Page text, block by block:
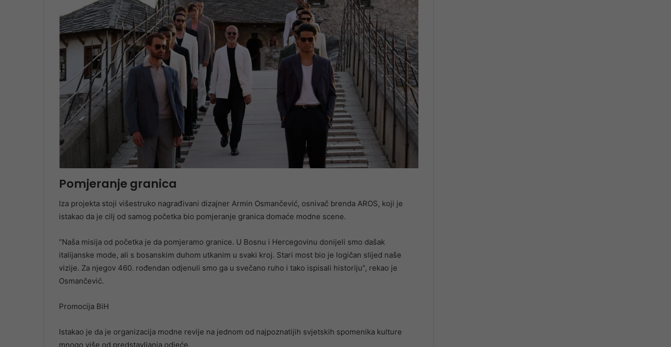
Pomjeranje granica
Iza projekta stoji višestruko nagrađivani dizajner Armin Osmančević, osnivač brenda AROS, koji je
istakao da je cilj od samog početka bio pomjeranje granica domaće modne scene.
“Naša misija od početka je da pomjeramo granice. U Bosnu i Hercegovinu donijeli smo dašak
italijanske mode, ali s bosanskim duhom utkanim u svaki kroj. Stari most bio je logičan slijed naše
vizije. Za njegov 460. rođendan odjenuli smo ga u svečano ruho i tako ispisali historiju”, rekao je
Osmančević.
Promocija BiH
Istakao je da je organizacija modne revije na jednom od najpoznatijih svjetskih spomenika kulture
mnogo više od predstavljanja odjeće.